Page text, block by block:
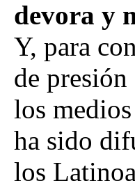
devora y
Y, para
de
los
ha sido
los